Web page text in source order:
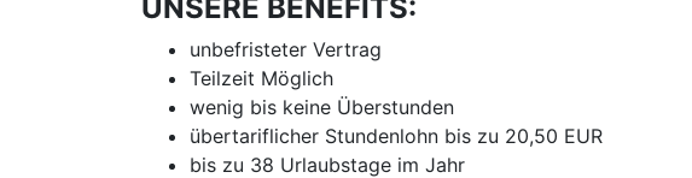
UNSERE BENEFITS:
unbefristeter Vertrag
Teilzeit Möglich
wenig bis keine Überstunden
übertariflicher Stundenlohn bis zu 20,50 EUR
bis zu 38 Urlaubstage im Jahr